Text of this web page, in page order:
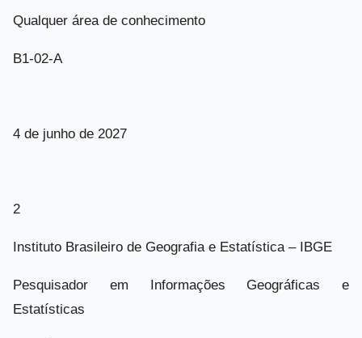
Qualquer área de conhecimento
B1-02-A
4 de junho de 2027
2
Instituto Brasileiro de Geografia e Estatística – IBGE
Pesquisador em Informações Geográficas e
Estatísticas